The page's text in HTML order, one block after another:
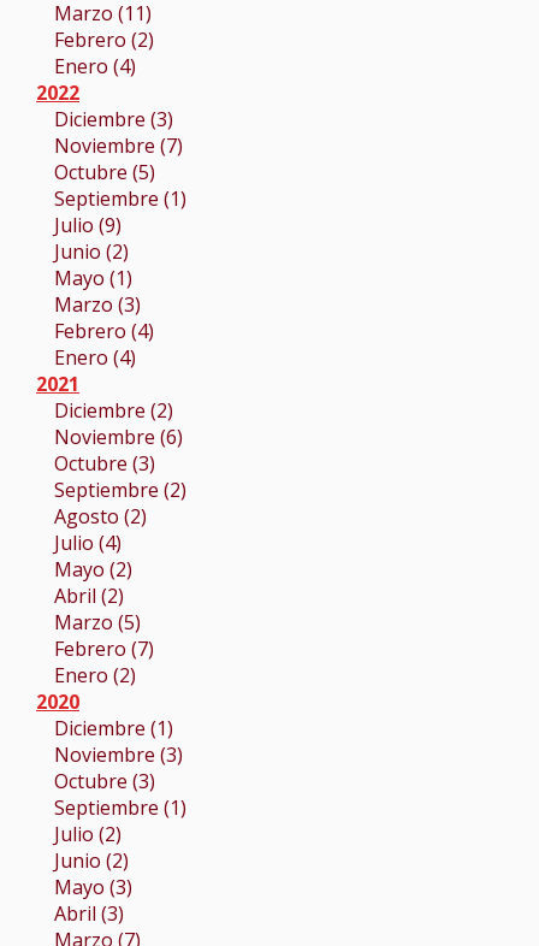
Marzo (11)
Febrero (2)
Enero (4)
2022
Diciembre (3)
Noviembre (7)
Octubre (5)
Septiembre (1)
Julio (9)
Junio (2)
Mayo (1)
Marzo (3)
Febrero (4)
Enero (4)
2021
Diciembre (2)
Noviembre (6)
Octubre (3)
Septiembre (2)
Agosto (2)
Julio (4)
Mayo (2)
Abril (2)
Marzo (5)
Febrero (7)
Enero (2)
2020
Diciembre (1)
Noviembre (3)
Octubre (3)
Septiembre (1)
Julio (2)
Junio (2)
Mayo (3)
Abril (3)
Marzo (7)